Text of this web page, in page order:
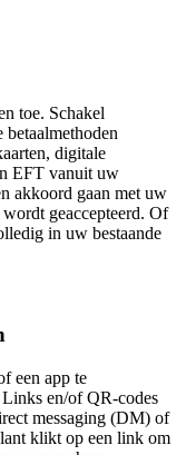
toe. Schakel
digitale
EFT vanuit uw
akkoord gaan met uw
geaccepteerd. Of
in uw bestaande
een app te
en/of QR-codes
messaging (DM) of
klikt op een link om